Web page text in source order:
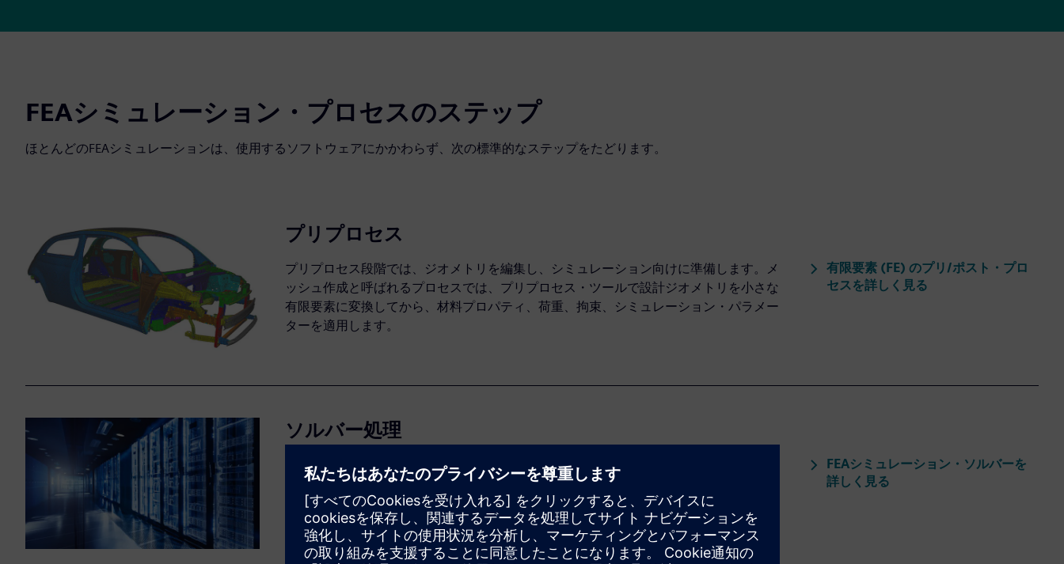
FEAシミュレーション・プロセスのステップ
ほとんどのFEAシミュレーションは、使用するソフトウェアにかかわらず、次の標準的なステップをたどります。
プリプロセス
プリプロセス段階では、ジオメトリを編集し、シミュレーション向けに準備します。メ
ッシュ作成と呼ばれるプロセスでは、プリプロセス・ツールで設計ジオメトリを小さな
有限要素に変換してから、材料プロパティ、荷重、拘束、シミュレーション・パラメー
ターを適用します。
有限要素 (FE) のプリ/ポスト・プロ
セスを詳しく見る
ソルバー処理
FEAシミュレーション・ソフトウェアが、ソルバーを使用して、離散化方程式を反復的
に解き始めます。このステップには多くの時間と計算リソースが必要です。複雑なシミ
ュレーションの場合、この問題に対するコスト効果の高いソリューションとして、クラ
ウド・コンピューティングを選ぶ企業が増えています。
FEAシミュレーション・ソルバーを
詳しく見る